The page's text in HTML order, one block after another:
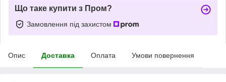
Що таке купити з Пром?
Замовлення під захистом
Опис Доставка Оплата Умови повернення